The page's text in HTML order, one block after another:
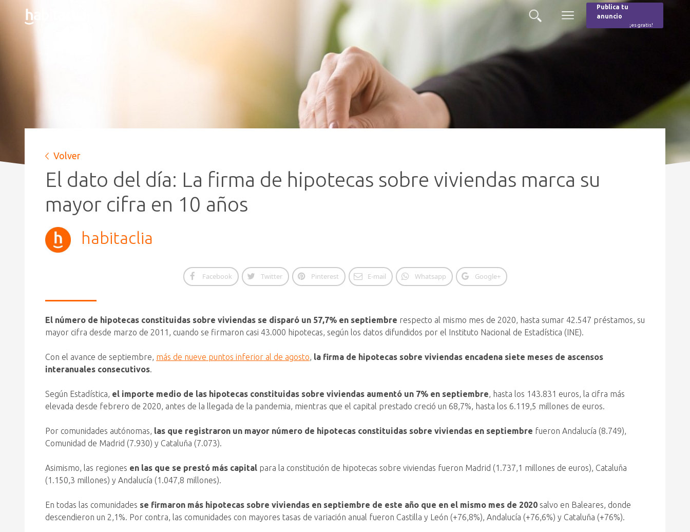
Buscar
Menú
Burger
Publica tu
anuncio
¡es gratis!
Volver
El dato del día: La firma de hipotecas sobre viviendas marca su
mayor cifra en 10 años
habitaclia
Facebook Twitter Pinterest E-mail Whatsapp Google+
El número de hipotecas constituidas sobre viviendas se disparó un 57,7% en septiembre respecto al mismo mes de 2020, hasta sumar 42.547 préstamos, su
mayor cifra desde marzo de 2011, cuando se firmaron casi 43.000 hipotecas, según los datos difundidos por el Instituto Nacional de Estadística (INE).
Con el avance de septiembre, más de nueve puntos inferior al de agosto, la firma de hipotecas sobre viviendas encadena siete meses de ascensos
interanuales consecutivos.
Según Estadística, el importe medio de las hipotecas constituidas sobre viviendas aumentó un 7% en septiembre, hasta los 143.831 euros, la cifra más
elevada desde febrero de 2020, antes de la llegada de la pandemia, mientras que el capital prestado creció un 68,7%, hasta los 6.119,5 millones de euros.
Por comunidades autónomas, las que registraron un mayor número de hipotecas constituidas sobre viviendas en septiembre fueron Andalucía (8.749),
Comunidad de Madrid (7.930) y Cataluña (7.073).
Asimismo, las regiones en las que se prestó más capital para la constitución de hipotecas sobre viviendas fueron Madrid (1.737,1 millones de euros), Cataluña
(1.150,3 millones) y Andalucía (1.047,8 millones).
En todas las comunidades se firmaron más hipotecas sobre viviendas en septiembre de este año que en el mismo mes de 2020 salvo en Baleares, donde
descendieron un 2,1%. Por contra, las comunidades con mayores tasas de variación anual fueron Castilla y León (+76,8%), Andalucía (+76,6%) y Cataluña (+76%).